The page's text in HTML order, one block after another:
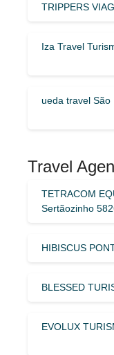
TRIPPERS
Iza Travel
ueda travel São
Travel
TETRACOM
Sertãozinho
HIBISCUS
BLESSED
EVOLUX